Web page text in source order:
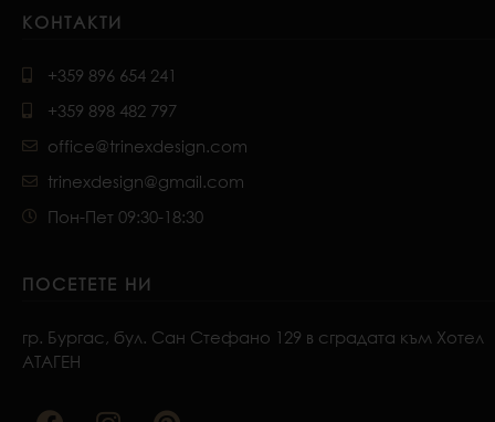
КОНТАКТИ
+359 896 654 241
+359 898 482 797
office@trinexdesign.com
trinexdesign@gmail.com
Пон-Пет 09:30-18:30
ПОСЕТЕТЕ НИ
гр. Бургас, бул. Сан Стефано 129 в сградата към Хотел
АТАГЕН
a n i